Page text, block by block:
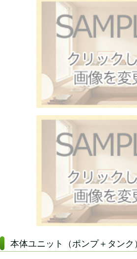
本体ユニット（ポンプ＋タンク